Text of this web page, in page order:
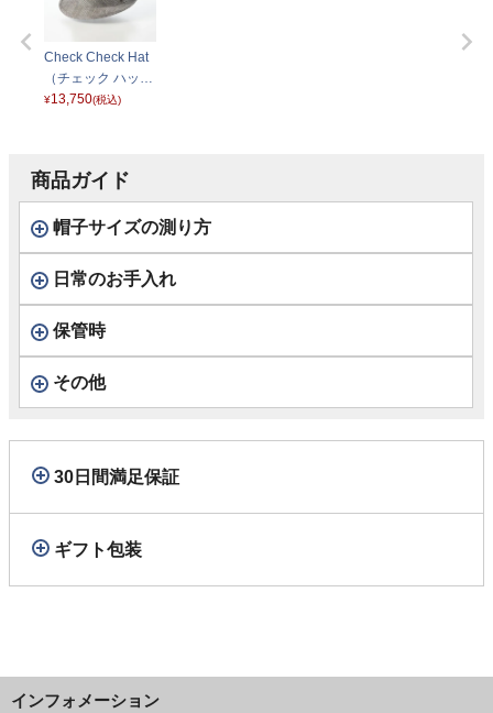
Check Check Hat
（チェック ハッ
ト） ベージュ
¥13,750(税込)
商品ガイド
帽子サイズの測り方
日常のお手入れ
保管時
その他
30日間満足保証
ギフト包装
インフォメーション